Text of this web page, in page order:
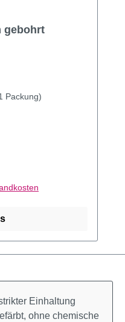
gebohrt
Packung)
Einhaltung
ohne chemische